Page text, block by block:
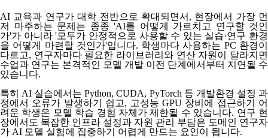
AI 교육과 연구가 대학 전반으로 확대되면서, 현장에서 가장 먼
저 마주하는 문제는 종종 'AI를 어떻게 가르치고 연구할 것인
가'가 아니라'모두가 안정적으로 사용할 수 있는 실습·연구 환경
을 어떻게 마련할 것인가'입니다. 학생마다 사용하는 PC 환경이
다르고, 연구자마다 필요한 라이브러리와 연산 자원이 달라지면
수업과 연구는 본격적인 모델 개발 이전 단계에서부터 지연될 수
있습니다.
특히 AI 실습에서는Python, CUDA, PyTorch 등 개발환경 설정 과
정에서 오류가 발생하기 쉽고, 고성능 GPU 장비에 접근하기 어
려운 학생은 모델 학습 경험 자체가 제한될 수 있습니다. 연구 현
장에서도 복잡한 인프라 설정과 자원 관리 부담은 도메인 연구자
가 AI 모델 실험에 집중하기 어렵게 만드는 요인이 됩니다.